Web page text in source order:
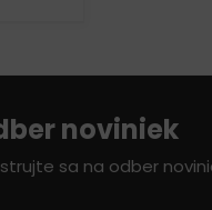
noviniek
sa na odber